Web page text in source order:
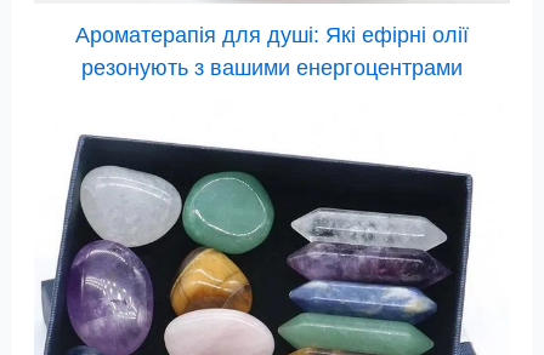
Ароматерапія для душі: Які ефірні олії
резонують з вашими енергоцентрами